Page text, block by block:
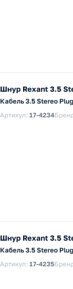
Шнур Rexant 3.5
Кабель 3.5 Stereo
Артикул: 17-4234
Шнур Rexant 3.5
Кабель 3.5 Stereo
Артикул: 17-4235